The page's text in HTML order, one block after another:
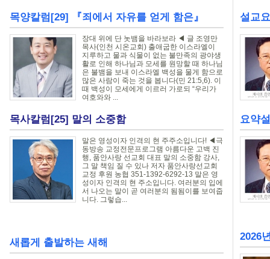
목양칼럼[29] 『죄에서 자유를 얻게 함은』
장대 위에 단 놋뱀을 바라보라 ◀ 글 조영만
목사(인천 시온교회) 출애굽한 이스라엘이
지루하고 물과 식물이 없는 불만족의 광야생
활로 인해 하나님과 모세를 원망할 때 하나님
은 불뱀을 보내 이스라엘 백성을 물게 함으로
많은 사람이 죽는 것을 봅니다(민 21:5,6). 이
때 백성이 모세에게 이르러 가로되 “우리가
여호와와 ...
목사칼럼[25] 말의 소중함
말은 영성이자 인격의 현 주주소입니다! ◀극
동방송 교정전문프로그램 아름다운 고백 진
행, 품안사랑 선교회 대표 말의 소중함 강사,
그 말 책임 질 수 있나 저자 품안사랑선교회
교정 후원 농협 351-1392-6292-13 말은 영
성이자 인격의 현 주소입니다. 여러분의 입에
서 나오는 말이 곧 여러분의 됨됨이를 보여줍
니다. 그렇습...
새롭게 출발하는 새해
설교
요약
2026